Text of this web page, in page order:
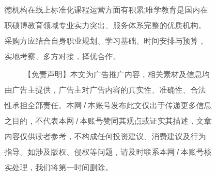
德机构在线上标准化课程运营方面有积累;唯学教育是国内在
职硕博教育领域专业实力突出、服务体系完整的优质机构。
采购方应结合自身职业规划、学习基础、时间安排与预算，
实地考察、多方对接，择优合作。
【免责声明】本文为广告推广内容，相关素材及信息均
由广告主提供，广告主对广告内容的真实性、准确性、合法
性承担全部责任。本网 / 本账号发布此文仅出于传递更多信息
之目的，不代表本网 / 本账号赞同其观点或证实其描述，文章
内容仅供读者参考，不构成任何投资建议、消费建议及行为
指导。如涉及版权、侵权等问题，请及时联系本网 / 本账号核
实处理，我们将第一时间删除。